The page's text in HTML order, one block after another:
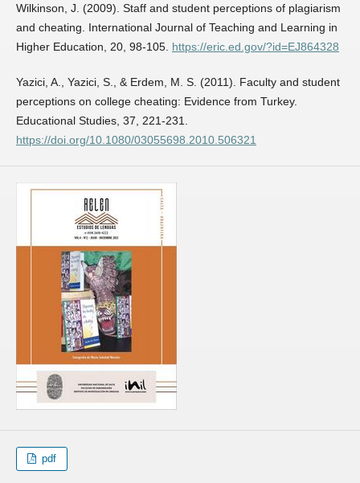
Wilkinson, J. (2009). Staff and student perceptions of plagiarism
and cheating. International Journal of Teaching and Learning in
Higher Education, 20, 98-105. https://eric.ed.gov/?id=EJ864328
Yazici, A., Yazici, S., & Erdem, M. S. (2011). Faculty and student
perceptions on college cheating: Evidence from Turkey.
Educational Studies, 37, 221-231.
https://doi.org/10.1080/03055698.2010.506321
pdf